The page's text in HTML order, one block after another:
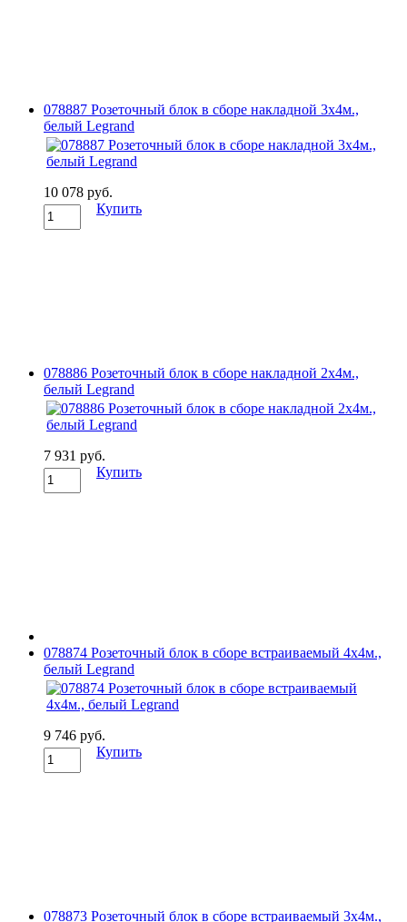
078887 Розеточный блок в сборе накладной 3х4м.,
белый Legrand
10 078 руб.
Купить
078886 Розеточный блок в сборе накладной 2х4м.,
белый Legrand
7 931 руб.
Купить
078874 Розеточный блок в сборе встраиваемый 4х4м.,
белый Legrand
9 746 руб.
Купить
078873 Розеточный блок в сборе встраиваемый 3х4м.,